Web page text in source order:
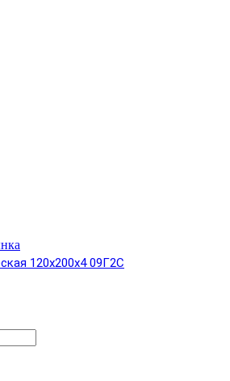
120х200х4 09Г2С